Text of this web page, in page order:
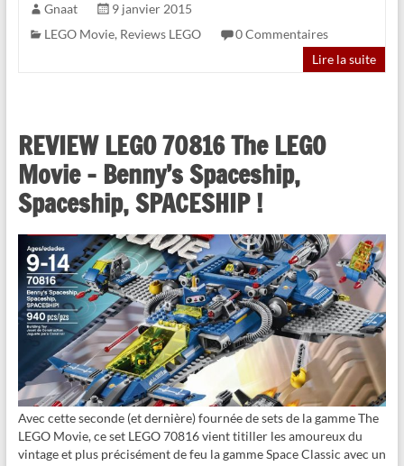
Gnaat
9 janvier 2015
LEGO Movie, Reviews LEGO
0 Commentaires
Lire la suite
REVIEW LEGO 70816 The LEGO
Movie – Benny’s Spaceship,
Spaceship, SPACESHIP !
Avec cette seconde (et dernière) fournée de sets de la gamme The
LEGO Movie, ce set LEGO 70816 vient titiller les amoureux du
vintage et plus précisément de feu la gamme Space Classic avec un